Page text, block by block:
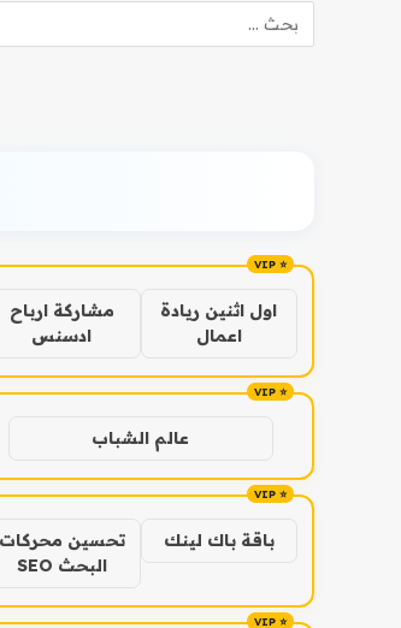
اول اثنين ريادة
اعمال
مشاركة ارباح
ادسنس
عالم الشباب
باقة باك لينك
تحسين محركات
البحث SEO